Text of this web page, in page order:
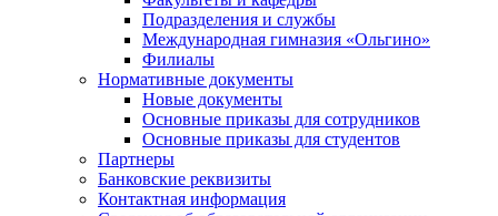
Подразделения и службы
Международная гимназия «Ольгино»
Филиалы
Нормативные документы
Новые документы
Основные приказы для сотрудников
Основные приказы для студентов
Партнеры
Банковские реквизиты
Контактная информация